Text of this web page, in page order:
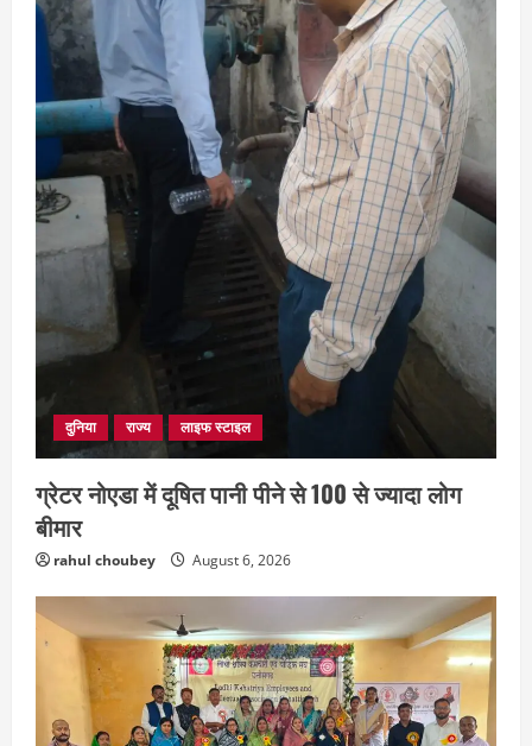
छत्तीसगढ़
शंकराचार्य अविमुक्तेश्वरानंद का चातुर्मास्य ग्राम
सलधा में
July 28, 2026
दुनिया राज्य लाइफ स्टाइल
ग्रेटर नोएडा में दूषित पानी पीने से 100 से ज्यादा लोग
बीमार
rahul choubey August 6, 2026